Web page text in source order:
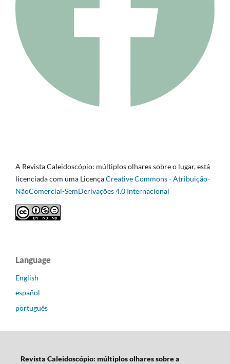
A Revista Caleidoscópio: múltiplos olhares sobre o lugar, está
licenciada com uma LicençaCreative Commons - Atribuição-
NãoComercial-SemDerivações 4.0 Internacional
Language
English
español
português
Revista Caleidoscópio: múltiplos olhares sobre a